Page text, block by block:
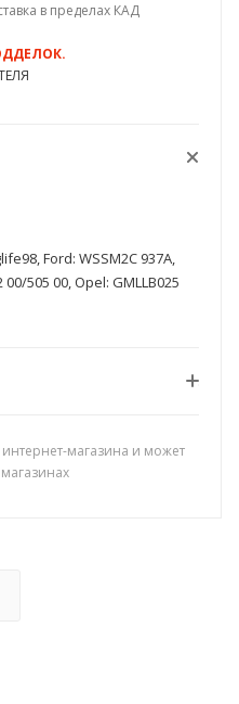
в пределах КАД
Ford: WSSM2C 937A,
505 00, Opel: GMLLB025
магазина и может